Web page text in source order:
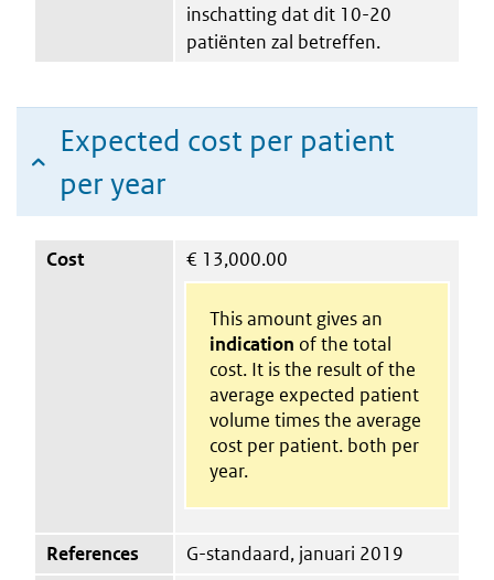
inschatting dat dit 10-20
patiënten zal betreffen.
Expected cost per patient
per year
Cost € 13,000.00
This amount gives an
indication of the total
cost. It is the result of the
average expected patient
volume times the average
cost per patient. both per
year.
References
G-standaard, januari 2019